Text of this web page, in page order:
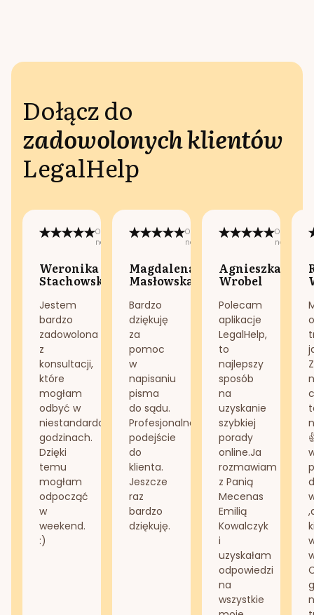
Dołącz do
zadowolonych klientów
LegalHelp
Opublikowano
na:
Weronika
Stachowska
Jestem
bardzo
zadowolona
z
konsultacji,
które
mogłam
odbyć w
niestandardowych
godzinach.
Dzięki
temu
mogłam
odpocząć
w
weekend.
:)
Opublikowano
na:
Magdalena
Masłowska
Bardzo
dziękuję
za
pomoc
w
napisaniu
pisma
do sądu.
Profesjonalne
podejście
do
klienta.
Jeszcze
raz
bardzo
dziękuję.
na:
Agnieszka
Wrobel
Polecam
aplikacje
LegalHelp,
to
najlepszy
sposób
na
uzyskanie
szybkiej
porady
online.Ja
rozmawiam
z Panią
Mecenas
Emilią
Kowalczyk
i
uzyskałam
odpowiedzi
na
wszystkie